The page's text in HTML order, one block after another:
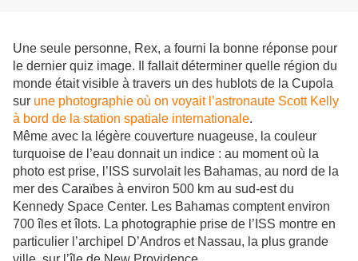
Une seule personne, Rex, a fourni la bonne réponse pour
le dernier quiz image. Il fallait déterminer quelle région du
monde était visible à travers un des hublots de la Cupola
sur une photographie où on voyait l’astronaute Scott Kelly
à bord de la station spatiale internationale.
Même avec la légère couverture nuageuse, la couleur
turquoise de l’eau donnait un indice : au moment où la
photo est prise, l’ISS survolait les Bahamas, au nord de la
mer des Caraïbes à environ 500 km au sud-est du
Kennedy Space Center. Les Bahamas comptent environ
700 îles et îlots. La photographie prise de l’ISS montre en
particulier l’archipel D’Andros et Nassau, la plus grande